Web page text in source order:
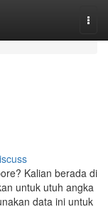
Kalian berada di
untuk utuh angka
data ini untuk